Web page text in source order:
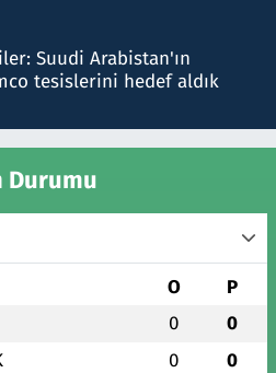
Suudi Arabistan'ın
tesislerini hedef aldık
Durumu
O P
0 0
0 0